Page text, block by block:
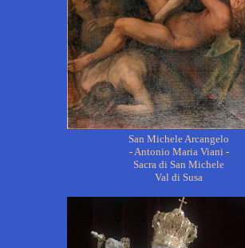
San Michele Arcangelo
- Antonio Maria Viani -
Sacra di San Michele
Val di Susa